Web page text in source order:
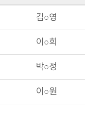
김○영
이○희
박○정
이○원